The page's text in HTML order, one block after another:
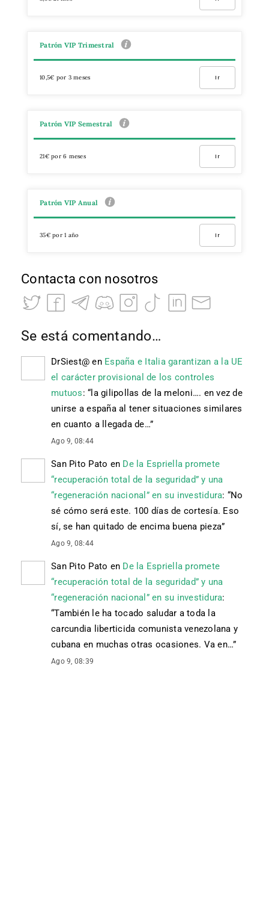
Patrón VIP Trimestral
10,5€ por 3 meses Ir
Patrón VIP Semestral
21€ por 6 meses Ir
Patrón VIP Anual
35€ por 1 año Ir
Contacta con nosotros
Se está comentando…
DrSiest@ en España e Italia garantizan a la UE
el carácter provisional de los controles
mutuos: “ la gilipollas de la meloni…. en vez de
unirse a españa al tener situaciones similares
en cuanto a llegada de…”
Ago 9, 08:44
San Pito Pato en De la Espriella promete
“recuperación total de la seguridad” y una
“regeneración nacional” en su investidura: “No
sé cómo será este. 100 días de cortesía. Eso
sí, se han quitado de encima buena pieza”
Ago 9, 08:44
San Pito Pato en De la Espriella promete
“recuperación total de la seguridad” y una
“regeneración nacional” en su investidura:
“También le ha tocado saludar a toda la
carcundia liberticida comunista venezolana y
cubana en muchas otras ocasiones. Va en…”
Ago 9, 08:39